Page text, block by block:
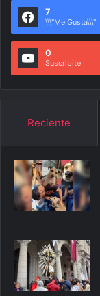
7
\\\"Me Gusta\\\"
0
Suscribite
Reciente